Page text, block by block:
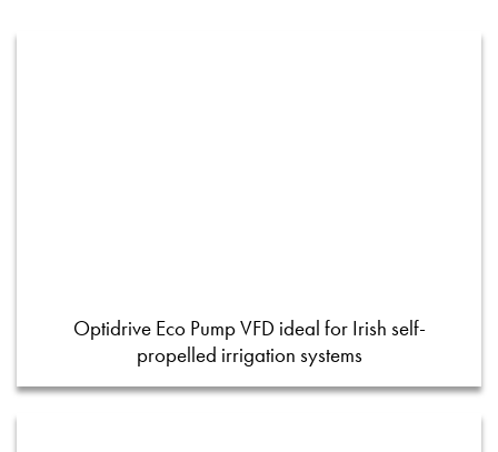
Optidrive Eco Pump VFD ideal for Irish self-
propelled irrigation systems